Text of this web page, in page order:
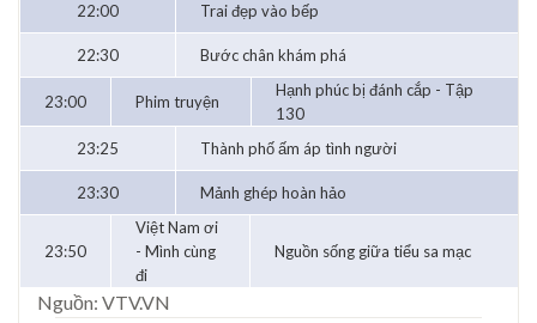
22:00 Trai đẹp vào bếp
22:30 Bước chân khám phá
23:00 Phim truyện
Hạnh phúc bị đánh cắp - Tập
130
23:25
Thành phố ấm áp tình người
23:30 Mảnh ghép hoàn hảo
23:50
Việt Nam ơi
- Mình cùng
đi
Nguồn sống giữa tiểu sa mạc
Nguồn: VTV.VN